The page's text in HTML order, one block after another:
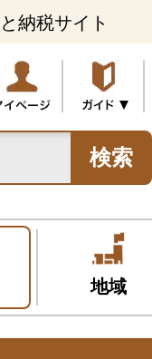
納税サイト
検索
地域